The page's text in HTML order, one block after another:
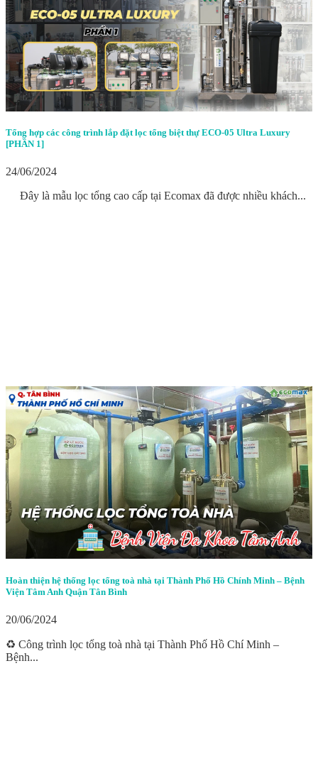
Tổng hợp các công trình lắp đặt lọc tổng biệt thự ECO-05 Ultra Luxury
[PHẦN 1]
24/06/2024
Đây là mẫu lọc tổng cao cấp tại Ecomax đã được nhiều khách...
Hoàn thiện hệ thống lọc tổng toà nhà tại Thành Phố Hồ Chính Minh – Bệnh
Viện Tâm Anh Quận Tân Bình
20/06/2024
♻️ Công trình lọc tổng toà nhà tại Thành Phố Hồ Chí Minh –
Bệnh...